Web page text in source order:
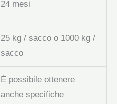
24 mesi
25 kg / sacco o 1000 kg /
sacco
È possibile ottenere
anche specifiche